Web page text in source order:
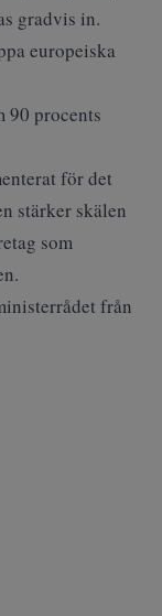
gradvis in.
europeiska
90 procents
för det
stärker skälen
som
från